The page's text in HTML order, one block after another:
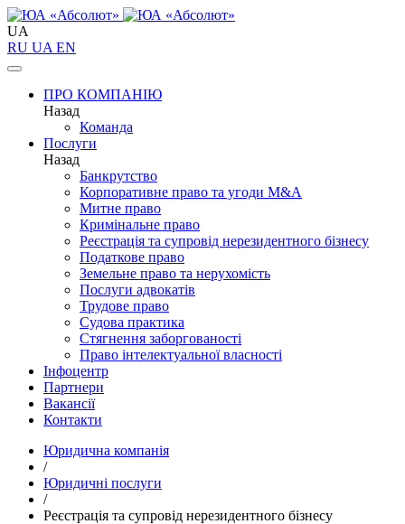
UA
RU UA EN
ПРО КОМПАНІЮ
Назад
Команда
Послуги
Назад
Банкрутство
Корпоративне право та угоди M&A
Митне право
Кримінальне право
Реєстрація та супровід нерезидентного бізнесу
Податкове право
Земельне право та нерухомість
Послуги адвокатів
Трудове право
Судова практика
Стягнення заборгованості
Право інтелектуальної власності
Інфоцентр
Партнери
Вакансії
Контакти
Юридична компанія
/
Юридичні послуги
/
Реєстрація та супровід нерезидентного бізнесу